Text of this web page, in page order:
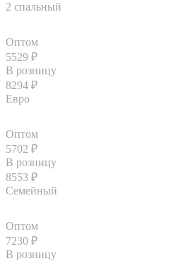
2 спальный
Оптом
5529 ₽
В розницу
8294 ₽
Евро
Оптом
5702 ₽
В розницу
8553 ₽
Семейный
Оптом
7230 ₽
В розницу